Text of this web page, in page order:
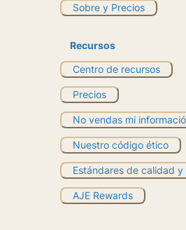
Sobre y Precios
Recursos
Centro de recursos
Precios
No vendas mi
Nuestro código ético
Estándares de calidad y
AJE Rewards